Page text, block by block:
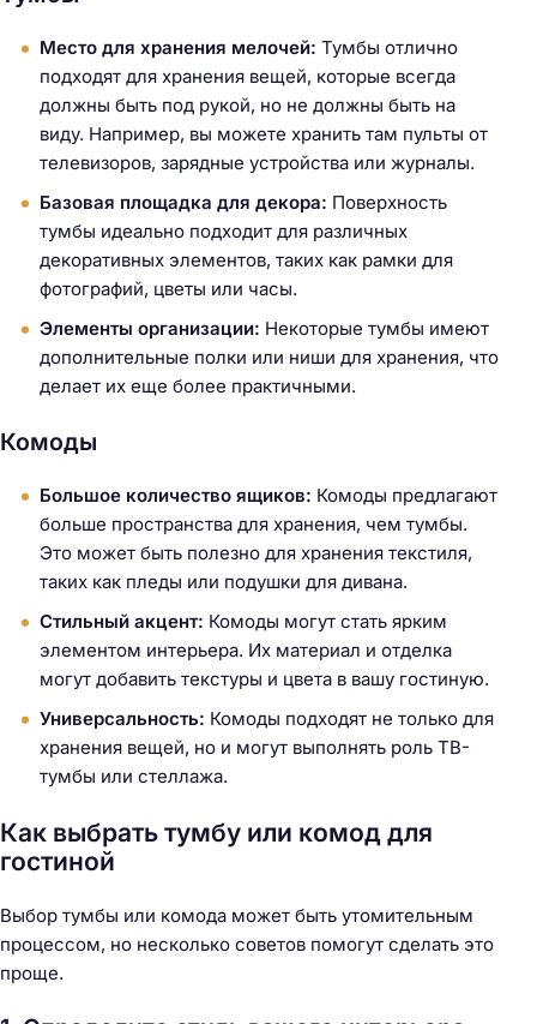
Место для хранения мелочей: Тумбы отлично
подходят для хранения вещей, которые всегда
должны быть под рукой, но не должны быть на
виду. Например, вы можете хранить там пульты от
телевизоров, зарядные устройства или журналы.
Базовая площадка для декора: Поверхность
тумбы идеально подходит для различных
декоративных элементов, таких как рамки для
фотографий, цветы или часы.
Элементы организации: Некоторые тумбы имеют
дополнительные полки или ниши для хранения, что
делает их еще более практичными.
Комоды
Большое количество ящиков: Комоды предлагают
больше пространства для хранения, чем тумбы.
Это может быть полезно для хранения текстиля,
таких как пледы или подушки для дивана.
Стильный акцент: Комоды могут стать ярким
элементом интерьера. Их материал и отделка
могут добавить текстуры и цвета в вашу гостиную.
Универсальность: Комоды подходят не только для
хранения вещей, но и могут выполнять роль ТВ-
тумбы или стеллажа.
Как выбрать тумбу или комод для
гостиной
Выбор тумбы или комода может быть утомительным
процессом, но несколько советов помогут сделать это
проще.